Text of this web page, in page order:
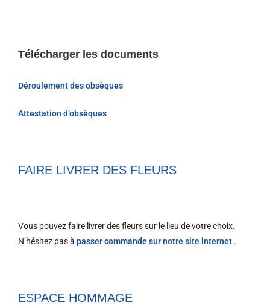
Télécharger les documents
Déroulement des obsèques
Attestation d’obsèques
FAIRE LIVRER DES FLEURS
Vous pouvez faire livrer des fleurs sur le lieu de votre choix.
N’hésitez pas à passer commande sur notre site internet .
ESPACE HOMMAGE